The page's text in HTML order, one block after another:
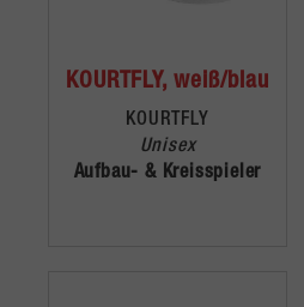
KOURTFLY, weiß/blau
KOURTFLY
Unisex
Aufbau- & Kreisspieler